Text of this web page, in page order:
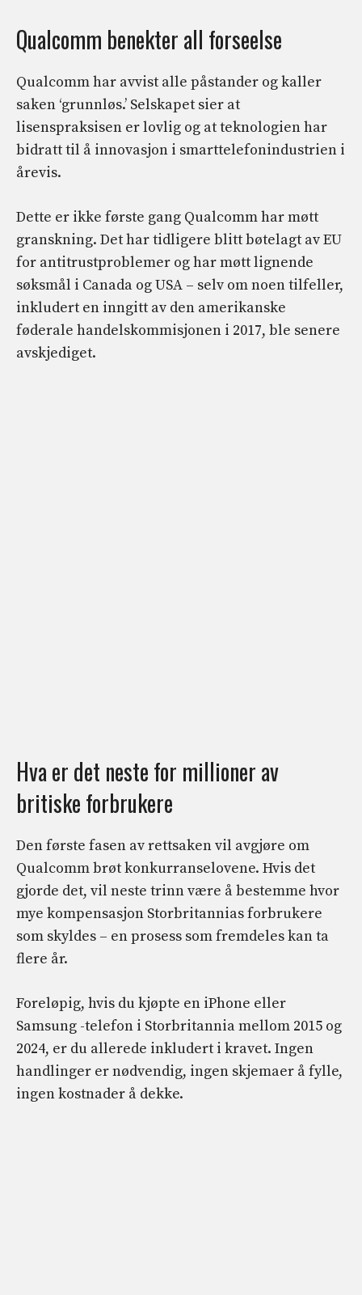
Qualcomm benekter all forseelse
Qualcomm har avvist alle påstander og kaller
saken ‘grunnløs.’ Selskapet sier at
lisenspraksisen er lovlig og at teknologien har
bidratt til å innovasjon i smarttelefonindustrien i
årevis.
Dette er ikke første gang Qualcomm har møtt
granskning. Det har tidligere blitt bøtelagt av EU
for antitrustproblemer og har møtt lignende
søksmål i Canada og USA – selv om noen tilfeller,
inkludert en inngitt av den amerikanske
føderale handelskommisjonen i 2017, ble senere
avskjediget.
Hva er det neste for millioner av
britiske forbrukere
Den første fasen av rettsaken vil avgjøre om
Qualcomm brøt konkurranselovene. Hvis det
gjorde det, vil neste trinn være å bestemme hvor
mye kompensasjon Storbritannias forbrukere
som skyldes – en prosess som fremdeles kan ta
flere år.
Foreløpig, hvis du kjøpte en iPhone eller
Samsung -telefon i Storbritannia mellom 2015 og
2024, er du allerede inkludert i kravet. Ingen
handlinger er nødvendig, ingen skjemaer å fylle,
ingen kostnader å dekke.